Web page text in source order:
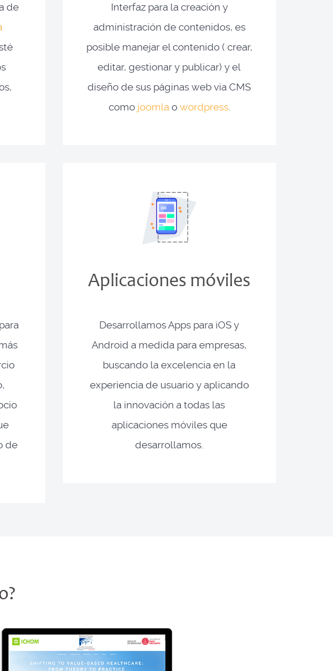
de
Interfaz para la creación y
administración de contenidos, es
posible manejar el contenido ( crear,
editar, gestionar y publicar) y el
diseño de sus páginas web via CMS
como joomla o wordpress.
de
Aplicaciones móviles
Desarrollamos Apps para iOS y
Android a medida para empresas,
buscando la excelencia en la
experiencia de usuario y aplicando
la innovación a todas las
aplicaciones móviles que
desarrollamos.